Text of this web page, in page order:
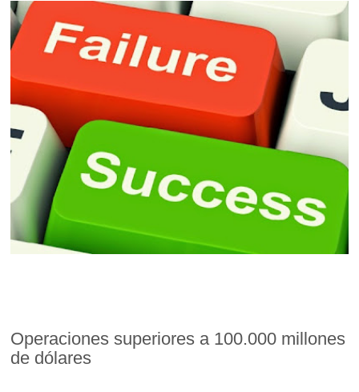
Operaciones superiores a 100.000 millones
de dólares